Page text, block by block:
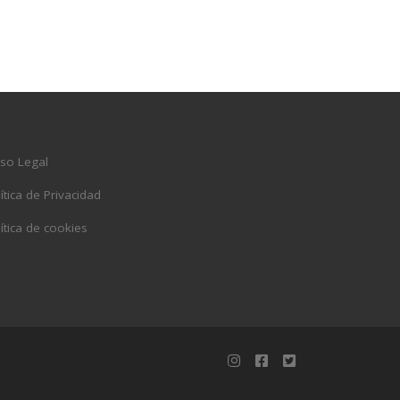
Legal
de Privacidad
de cookies